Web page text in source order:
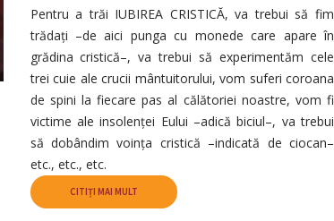
Pentru a trăi IUBIREA CRISTICĂ, va trebui să fim
trădați –de aici punga cu monede care apare în
grădina cristică–, va trebui să experimentăm cele
trei cuie ale crucii mântuitorului, vom suferi coroana
de spini la fiecare pas al călătoriei noastre, vom fi
victime ale insolenței Eului –adică biciul–, va trebui
să dobândim voința cristică –indicată de ciocan–
etc., etc., etc.
CITIȚI MAI MULT